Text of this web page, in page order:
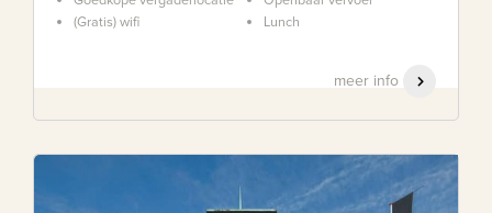
(Gratis) wifi
Lunch
meer info